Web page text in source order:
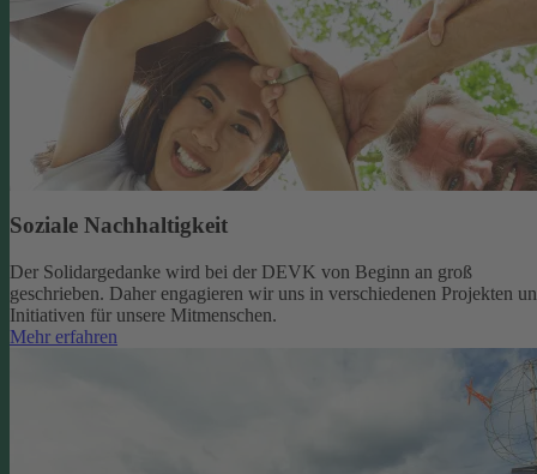
Soziale Nachhaltigkeit
Der Solidargedanke wird bei der DEVK von Beginn an groß
geschrieben. Daher engagieren wir uns in verschiedenen Projekten
Initiativen für unsere Mitmenschen.
Mehr erfahren